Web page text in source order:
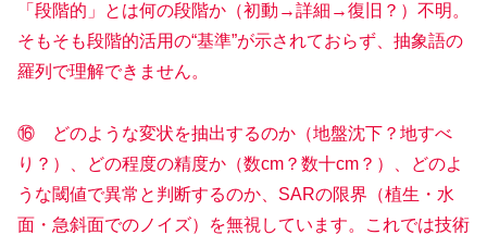
「段階的」とは何の段階か（初動→詳細→復旧？）不明。
そもそも段階的活用の“基準”が示されておらず、抽象語の
羅列で理解できません。
⑯ どのような変状を抽出するのか（地盤沈下？地すべ
り？）、どの程度の精度か（数cm？数十cm？）、どのよ
うな閾値で異常と判断するのか、SARの限界（植生・水
面・急斜面でのノイズ）を無視しています。これでは技術